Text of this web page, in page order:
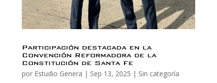
Participación destacada en la
Convención Reformadora de la
Constitución de Santa Fe
por Estudio Genera | Sep 13, 2025 | Sin categoría